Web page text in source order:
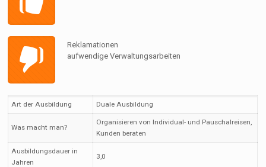
Reklamationen
aufwendige Verwaltungsarbeiten
Art der Ausbildung Duale Ausbildung
Was macht man?
Organisieren von Individual- und Pauschalreisen,
Kunden beraten
Ausbildungsdauer in
Jahren
3,0